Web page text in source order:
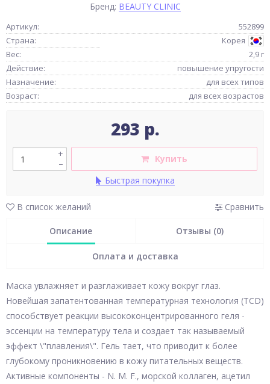
Бренд: BEAUTY CLINIC
Артикул:
552899
Страна:
Корея
Вес:
2,9 г
Действие:
повышение упругости
Назначение:
для всех типов
Возраст:
для всех возрастов
293 р.
–
+
Купить
Быстрая покупка
В список желаний Сравнить
Описание Отзывы (0)
Оплата и доставка
Маска увлажняет и разглаживает кожу вокруг глаз.
Новейшая запатентованная температурная технология (TCD)
способствует реакции высококонцентрированного геля -
эссенции на температуру тела и создает так называемый
эффект \"плавления\". Гель тает, что приводит к более
глубокому проникновению в кожу питательных веществ.
Активные компоненты - N. M. F., морской коллаген, ацетил